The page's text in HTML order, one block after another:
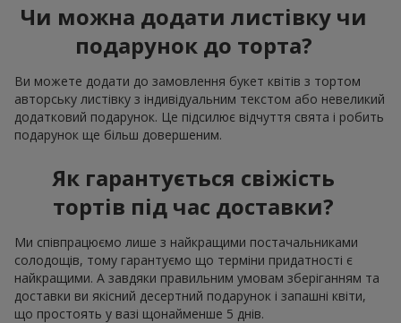
Чи можна додати листівку чи
подарунок до торта?
Ви можете додати до замовлення букет квітів з тортом
авторську листівку з індивідуальним текстом або невеликий
додатковий подарунок. Це підсилює відчуття свята і робить
подарунок ще більш довершеним.
Як гарантується свіжість
тортів під час доставки?
Ми співпрацюємо лише з найкращими постачальниками
солодощів, тому гарантуємо що терміни придатності є
найкращими. А завдяки правильним умовам зберіганням та
доставки ви якісний десертний подарунок і запашні квіти,
що простоять у вазі щонайменше 5 днів.